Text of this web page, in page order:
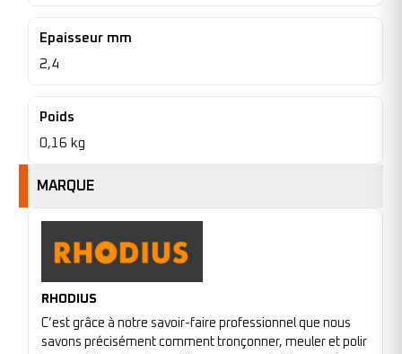
Epaisseur mm
2,4
Poids
0,16 kg
MARQUE
RHODIUS
C’est grâce à notre savoir-faire professionnel que nous
savons précisément comment tronçonner, meuler et polir